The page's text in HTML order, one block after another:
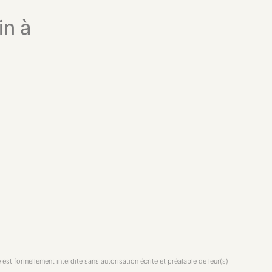
à
formellement interdite sans autorisation écrite et préalable de leur(s)